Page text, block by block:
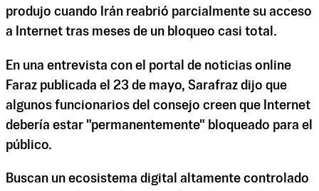
produjo cuando Irán reabrió parcialmente su acceso
a Internet tras meses de un bloqueo casi total.
En una entrevista con el portal de noticias online
Faraz publicada el 23 de mayo, Sarafraz dijo que
algunos funcionarios del consejo creen que Internet
debería estar "permanentemente" bloqueado para el
público.
Buscan un ecosistema digital altamente controlado